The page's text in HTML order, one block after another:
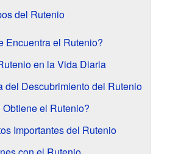
del Rutenio
Encuentra el Rutenio?
en la Vida Diaria
del Descubrimiento del Rutenio
Obtiene el Rutenio?
Importantes del Rutenio